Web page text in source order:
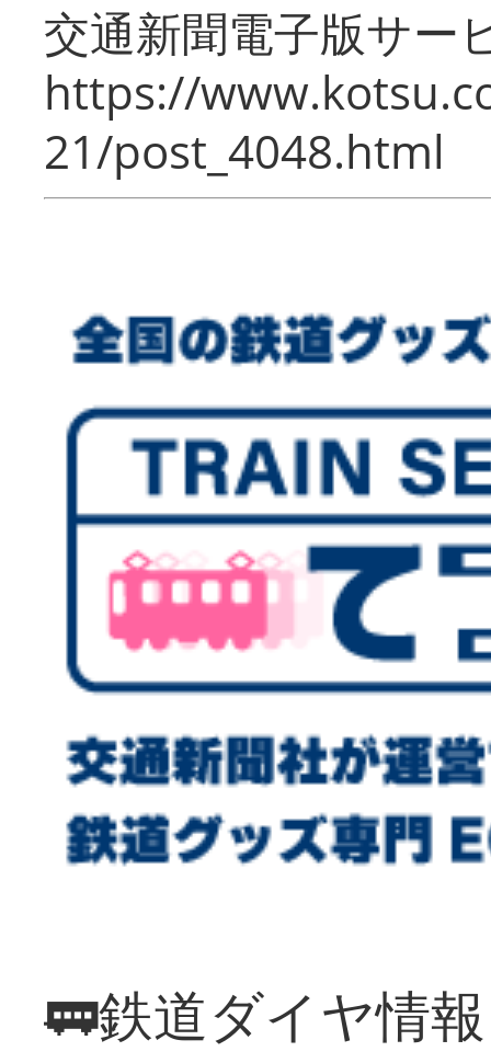
交通新聞電子版サー
https://
21/post_4048.html
🚃鉄道ダイヤ情